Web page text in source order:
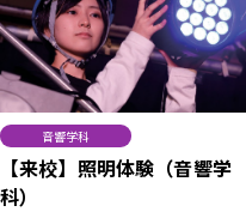
音響学科
【来校】照明体験（音響学
科）